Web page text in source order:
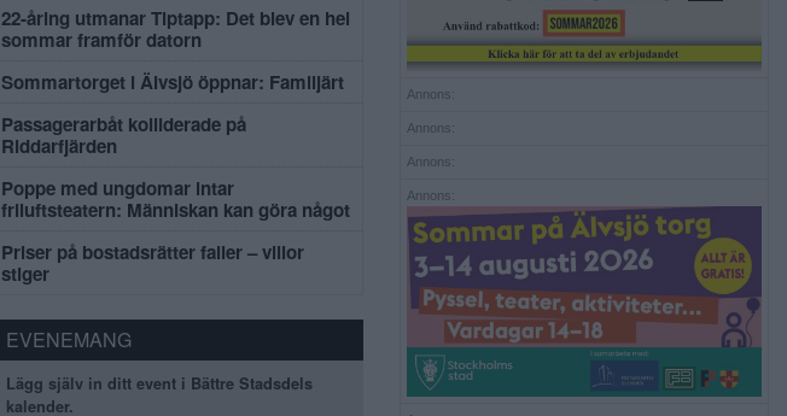
22-åring utmanar Tiptapp: Det blev en hel
sommar framför datorn
Sommartorget i Älvsjö öppnar: Familjärt
Passagerarbåt kolliderade på
Riddarfjärden
Poppe med ungdomar intar
friluftsteatern: Människan kan göra något
Priser på bostadsrätter faller – villor
stiger
EVENEMANG
Lägg själv in ditt event i Bättre Stadsdels
kalender.
Annons:
Annons:
Annons:
Annons: